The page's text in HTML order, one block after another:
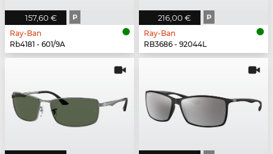
157,60 € P
Ray-Ban
Rb4181 - 601/9A
216,00 € P
Ray-Ban
RB3686 - 92044L